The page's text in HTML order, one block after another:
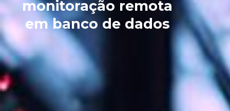
monitoração remota
em banco de dados